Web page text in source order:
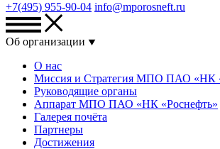
+7(495) 955-90-04 info@mporosneft.ru
Об организации
О нас
Миссия и Стратегия МПО ПАО «НК
Руководящие органы
Аппарат МПО ПАО «НК «Роснефть»
Галерея почёта
Партнеры
Достижения